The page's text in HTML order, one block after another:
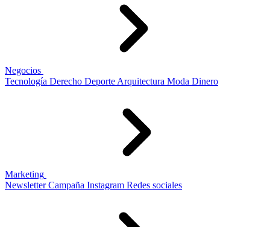
Negocios
Tecnología Derecho Deporte Arquitectura Moda Dinero
Marketing
Newsletter Campaña Instagram Redes sociales